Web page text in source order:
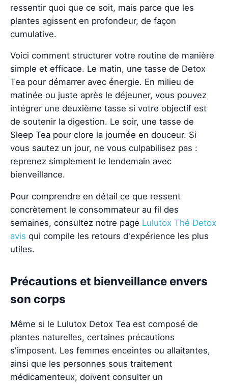
ressentir quoi que ce soit, mais parce que les
plantes agissent en profondeur, de façon
cumulative.
Voici comment structurer votre routine de manière
simple et efficace. Le matin, une tasse de Detox
Tea pour démarrer avec énergie. En milieu de
matinée ou juste après le déjeuner, vous pouvez
intégrer une deuxième tasse si votre objectif est
de soutenir la digestion. Le soir, une tasse de
Sleep Tea pour clore la journée en douceur. Si
vous sautez un jour, ne vous culpabilisez pas :
reprenez simplement le lendemain avec
bienveillance.
Pour comprendre en détail ce que ressent
concrètement le consommateur au fil des
semaines, consultez notre page Lulutox Thé Detox
avis qui compile les retours d'expérience les plus
utiles.
Précautions et bienveillance envers
son corps
Même si le Lulutox Detox Tea est composé de
plantes naturelles, certaines précautions
s'imposent. Les femmes enceintes ou allaitantes,
ainsi que les personnes sous traitement
médicamenteux, doivent consulter un